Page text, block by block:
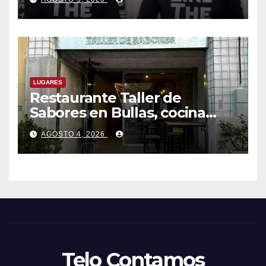
que hacen en su contra es
ilegal en EEUU
LUGARES
Restaurante Taller de
Sabores en Bullas, cocina
ecléctica
AGOSTO 4, 2026
Telo Contamos